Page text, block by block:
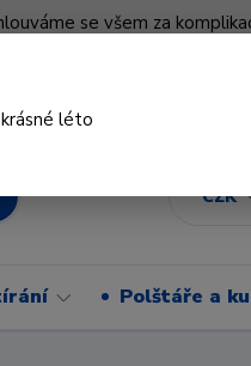
se všem za
CZK
Polštáře a
léto